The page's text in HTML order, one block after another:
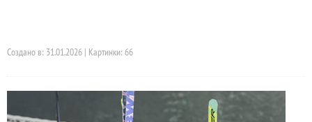
Создано в: 31.01.2026 | Картинки: 66